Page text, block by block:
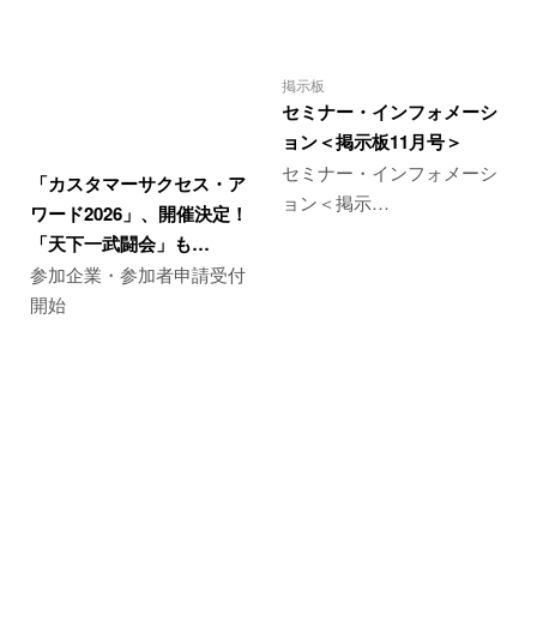
「カスタマーサクセス・ア
ワード2026」、開催決定！
「天下一武闘会」も…
参加企業・参加者申請受付
開始
掲示板
セミナー・インフォメーシ
ョン＜掲示板11月号＞
セミナー・インフォメーシ
ョン＜掲示…